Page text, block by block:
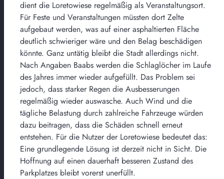
dient die Loretowiese regelmäßig als Veranstaltungsort.
Für Feste und Veranstaltungen müssten dort Zelte
aufgebaut werden, was auf einer asphaltierten Fläche
deutlich schwieriger wäre und den Belag beschädigen
könnte. Ganz untätig bleibt die Stadt allerdings nicht.
Nach Angaben Baabs werden die Schlaglöcher im Laufe
des Jahres immer wieder aufgefüllt. Das Problem sei
jedoch, dass starker Regen die Ausbesserungen
regelmäßig wieder auswasche. Auch Wind und die
tägliche Belastung durch zahlreiche Fahrzeuge würden
dazu beitragen, dass die Schäden schnell erneut
entstehen. Für die Nutzer der Loretowiese bedeutet das:
Eine grundlegende Lösung ist derzeit nicht in Sicht. Die
Hoffnung auf einen dauerhaft besseren Zustand des
Parkplatzes bleibt vorerst unerfüllt.